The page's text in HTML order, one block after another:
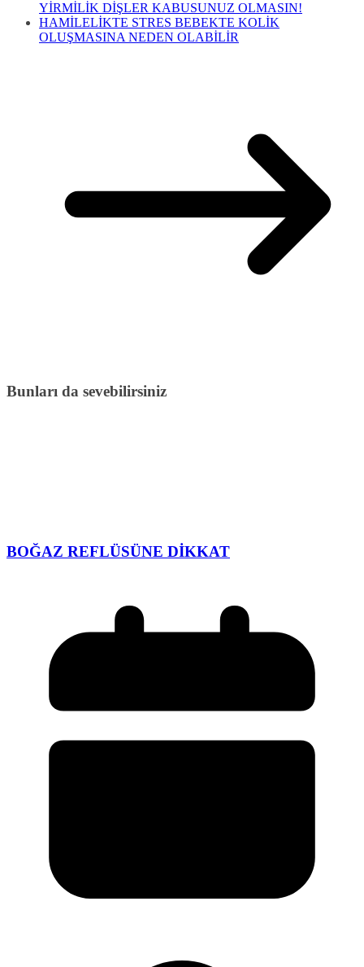
YİRMİLİK DİŞLER KABUSUNUZ OLMASIN!
HAMİLELİKTE STRES BEBEKTE KOLİK
OLUŞMASINA NEDEN OLABİLİR
Bunları da sevebilirsiniz
BOĞAZ REFLÜSÜNE DİKKAT